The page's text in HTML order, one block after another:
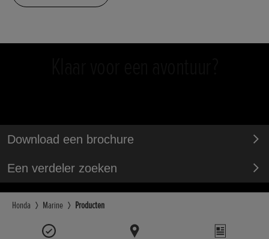
Download een brochure
Een verdeler zoeken
Honda Marine Producten